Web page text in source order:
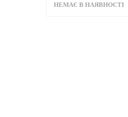
НЕМАЄ В НАЯВНОСТІ